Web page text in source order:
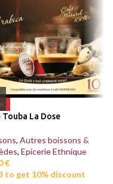
Touba La Dose
, Autres boissons &
, Epicerie Ethnique
€
to get 10% discount